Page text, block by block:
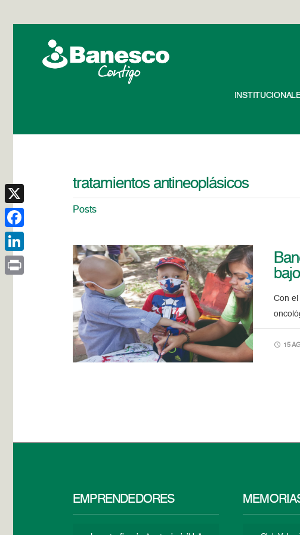
tratamientos antineoplásicos
Posts
Con
15
EMPRENDEDORES
X
Facebook
LinkedIn